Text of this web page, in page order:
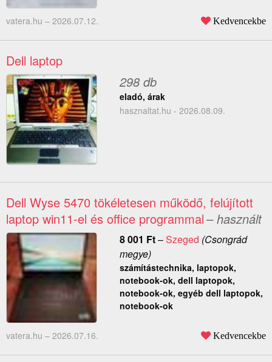
vatera.hu – 2026.07.12. Kedvencekbe
Dell laptop
298 db
eladó, árak
hasznaltat.hu - 2026.08.09.
Dell Wyse 5470 tökéletesen működő, felújított
laptop win11-el és office programmal– használt
8 001 Ft–Szeged (Csongrád
megye)
számítástechnika, laptopok,
notebook-ok, dell laptopok,
notebook-ok, egyéb dell laptopok,
notebook-ok
vatera.hu – 2026.07.16. Kedvencekbe